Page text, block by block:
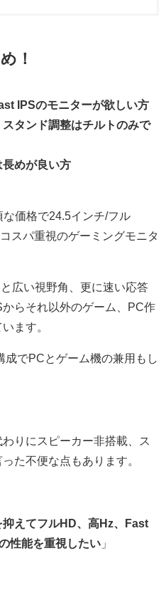
！
IPSのモニターが欲しい方
タンド調整はチルトのみで
めが良い方
な価格で24.5インチ/フル
スパ重視のゲーミングモニタ
広い視野角、更に速い応答
らそれ以外のゲーム、PC作
ます。
でPCとゲーム機の兼用もし
りにスピーカー非搭載、ス
た不便な点もあります。
えてフルHD、高Hz、Fast
性能を重視したい 」